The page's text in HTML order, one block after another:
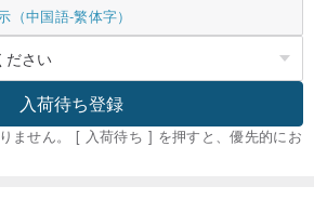
（中国語-繁体字）
入荷待ち登録
ません。 [ 入荷待ち ] を押すと、優先的にお